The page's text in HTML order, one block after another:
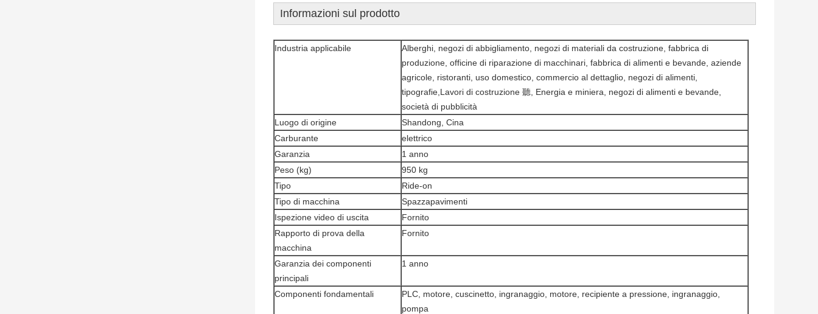
Informazioni sul prodotto
Industria applicabile
Alberghi, negozi di abbigliamento, negozi di materiali da costruzione, fabbrica di
produzione, officine di riparazione di macchinari, fabbrica di alimenti e bevande, aziende
agricole, ristoranti, uso domestico, commercio al dettaglio, negozi di alimenti,
tipografie,Lavori di costruzione 聽, Energia e miniera, negozi di alimenti e bevande,
società di pubblicità
Luogo di origine
Shandong, Cina
Carburante
elettrico
Garanzia
1 anno
Peso (kg)
950 kg
Tipo
Ride-on
Tipo di macchina
Spazzapavimenti
Ispezione video di uscita
Fornito
Rapporto di prova della
macchina
Fornito
Garanzia dei componenti
principali
1 anno
Componenti fondamentali
PLC, motore, cuscinetto, ingranaggio, motore, recipiente a pressione, ingranaggio,
pompa